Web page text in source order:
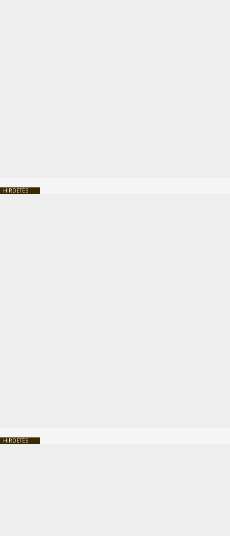
HIRDETÉS
HIRDETÉS